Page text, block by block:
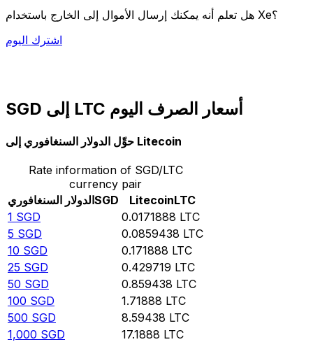
هل تعلم أنه يمكنك إرسال الأموال إلى الخارج باستخدام Xe؟
اشترك اليوم
SGD إلى LTC أسعار الصرف اليوم
حوِّل الدولار السنغافوري إلى Litecoin
Rate information of SGD/LTC
currency pair
الدولار السنغافوريSGD LitecoinLTC
1 SGD 0.0171888 LTC
5 SGD 0.0859438 LTC
10 SGD 0.171888 LTC
25 SGD 0.429719 LTC
50 SGD 0.859438 LTC
100 SGD 1.71888 LTC
500 SGD 8.59438 LTC
1,000 SGD 17.1888 LTC